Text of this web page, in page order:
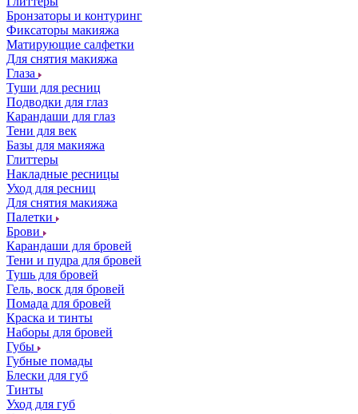
Бронзаторы и контуринг
Фиксаторы макияжа
Матирующие салфетки
Для снятия макияжа
Глаза
Туши для ресниц
Подводки для глаз
Карандаши для глаз
Тени для век
Базы для макияжа
Глиттеры
Накладные ресницы
Уход для ресниц
Для снятия макияжа
Палетки
Брови
Карандаши для бровей
Тени и пудра для бровей
Тушь для бровей
Гель, воск для бровей
Помада для бровей
Краска и тинты
Наборы для бровей
Губы
Губные помады
Блески для губ
Тинты
Уход для губ